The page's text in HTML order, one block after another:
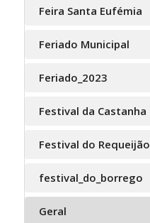
Feira Santa Eufémia
Feriado Municipal
Feriado_2023
Festival da Castanha
Festival do Requeijão
festival_do_borrego
Geral